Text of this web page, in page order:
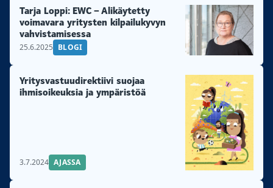
Tarja Loppi: EWC – Alikäytetty
voimavara yritysten kilpailukyvyn
vahvistamisessa
25.6.2025 BLOGI
Yritysvastuudirektiivi suojaa
ihmisoikeuksia ja ympäristöä
3.7.2024 AJASSA